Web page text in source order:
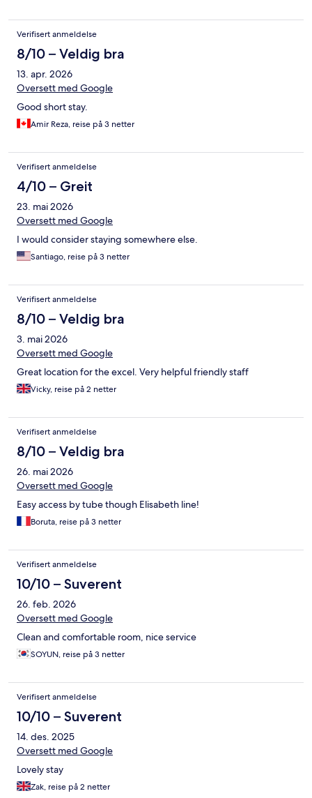
Verifisert anmeldelse
8/10 – Veldig bra
13. apr. 2026
Oversett med Google
Good short stay.
Amir Reza, reise på 3 netter
Verifisert anmeldelse
4/10 – Greit
23. mai 2026
Oversett med Google
I would consider staying somewhere else.
Santiago, reise på 3 netter
Verifisert anmeldelse
8/10 – Veldig bra
3. mai 2026
Oversett med Google
Great location for the excel. Very helpful friendly staff
Vicky, reise på 2 netter
Verifisert anmeldelse
8/10 – Veldig bra
26. mai 2026
Oversett med Google
Easy access by tube though Elisabeth line!
Boruta, reise på 3 netter
Verifisert anmeldelse
10/10 – Suverent
26. feb. 2026
Oversett med Google
Clean and comfortable room, nice service
SOYUN, reise på 3 netter
Verifisert anmeldelse
10/10 – Suverent
14. des. 2025
Oversett med Google
Lovely stay
Zak, reise på 2 netter